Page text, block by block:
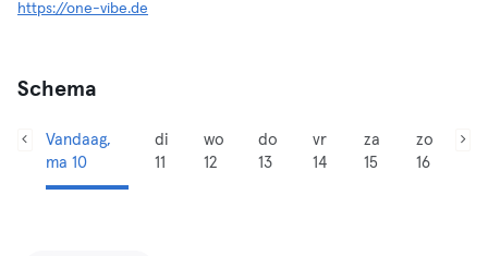
https://one-vibe.de
Schema
Vandaag,
ma 10
di
11
wo
12
do
13
vr
14
za
15
zo
16